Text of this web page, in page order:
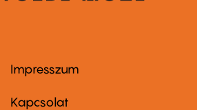
Footer
first
Impresszum
Kapcsolat